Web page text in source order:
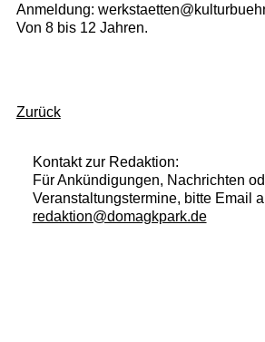
Anmeldung:
Von 8 bis 12 Jahren.
Zurück
Kontakt zur Redaktion:
Für Ankündigungen, Nachrichten
Veranstaltungstermine, bitte Email
redaktion@domagkpark.de